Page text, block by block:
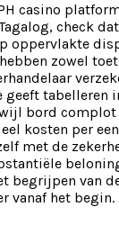
casino
check
oppervlakte
zowel
tabelleren
bord complot
kosten per
met de
begrijpen van
vanaf het begin.